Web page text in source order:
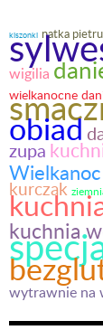
kiszonki natka
wigilia
wielkanocne
obiad
zupa
Wielkanoc
kurczak
kuchnia
wytrawnie na